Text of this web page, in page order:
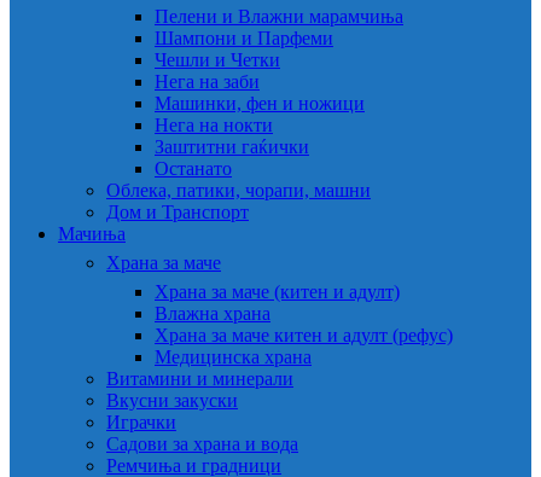
Пелени и Влажни марамчиња
Шампони и Парфеми
Чешли и Четки
Нега на заби
Машинки, фен и ножици
Нега на нокти
Заштитни гаќички
Останато
Облека, патики, чорапи, машни
Дом и Транспорт
Мачиња
Храна за маче
Храна за маче (китен и адулт)
Влажна храна
Храна за маче китен и адулт (рефус)
Медицинска храна
Витамини и минерали
Вкусни закуски
Играчки
Садови за храна и вода
Ремчиња и градници